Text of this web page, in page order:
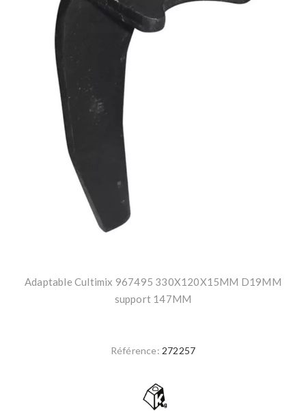
Adaptable Cultimix 967495 330X120X15MM D19MM
support 147MM
Référence: 272257